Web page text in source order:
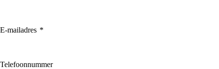
E-mailadres *
Telefoonnummer